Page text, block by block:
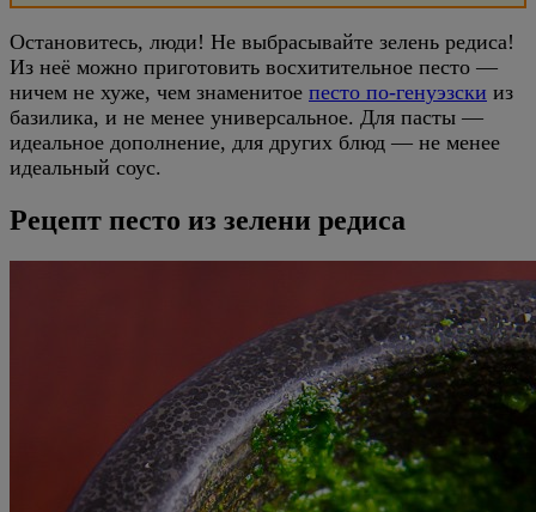
Остановитесь, люди! Не выбрасывайте зелень редиса!
Из неё можно приготовить восхитительное песто —
ничем не хуже, чем знаменитое песто по-генуэзски из
базилика, и не менее универсальное. Для пасты —
идеальное дополнение, для других блюд — не менее
идеальный соус.
Рецепт песто из зелени редиса